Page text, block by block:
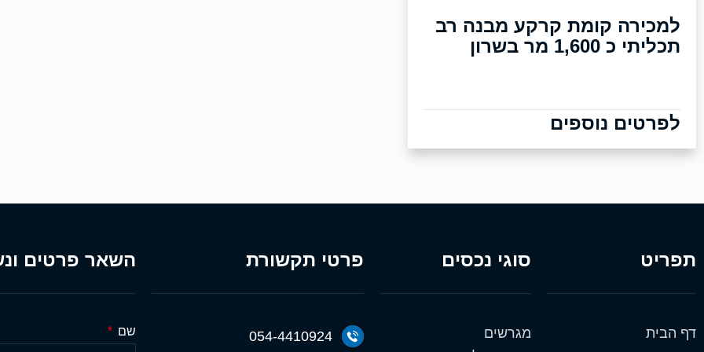
למכירה קומת קרקע מבנה רב
תכליתי כ 1,600 מר בשרון
לפרטים נוספים
תפריט
דף הבית
סוגי נכסים
מגרשים
פרטי תקשורת
054-4410924
השאר פרטים
שם